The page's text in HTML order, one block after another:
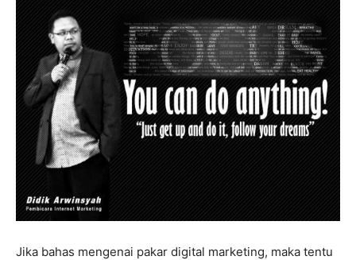
Jika bahas mengenai pakar digital marketing, maka tentu